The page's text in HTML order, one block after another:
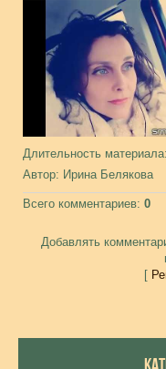
Длительность материала
Автор: Ирина Белякова
Всего комментариев: 0
Добавлять
[